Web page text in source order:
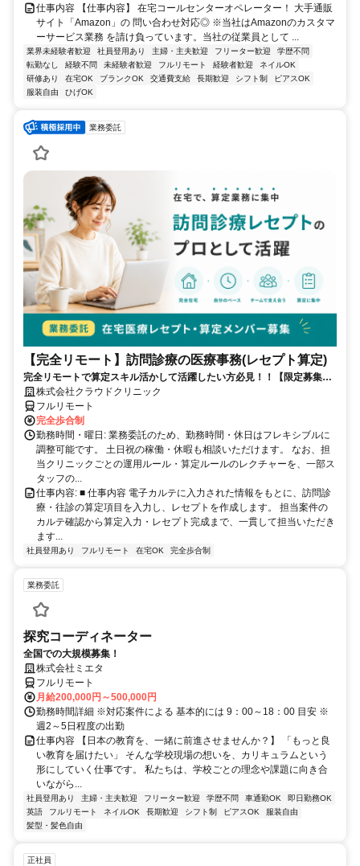
仕事内容 【仕事内容】 在宅コールセンターオペレーター！ 大手通販
サイト「Amazon」の 問い合わせ対応◎ ※当社はAmazonのカスタマ
ーサービス業務 を請け負っています。当社の従業員として ...
業界未経験者歓迎 社員登用あり 主婦・主夫歓迎 フリーター歓迎
学歴不問
転勤なし
経験不問 未経験者歓迎 フルリモート 経験者歓迎
ネイルOK
研修あり
在宅OK ブランクOK 交通費支給 長期歓迎 シフト制
ピアスOK
服装自由
ひげOK
業務委託
【完全リモート】訪問診療の医療事務(レセプト算定)
完全リモートで算定スキル活かして活躍したい方必見！！【限定募集】
完全リモート｜在宅医療レセプト算定（成果報酬型／業務委託）
株式会社クラウドクリニック
フルリモート
完全歩合制
勤務時間・曜日: 業務委託のため、勤務時間・休日はフレキシブルに
調整可能です。 土日祝の稼働・休暇も相談いただけます。 なお、担
当クリニックごとの運用ルール・算定ルールのレクチャーを、一部ス
タッフの...
仕事内容: ■ 仕事内容 電子カルテに入力された情報をもとに、訪問診
療・往診の算定項目を入力し、レセプトを作成します。 担当案件の
カルテ確認から算定入力・レセプト完成まで、一貫して担当いただき
ます...
社員登用あり フルリモート 在宅OK 完全歩合制
業務委託
探究コーディネーター
全国での大規模募集！
株式会社ミエタ
フルリモート
月給200,000円～500,000円
勤務時間詳細 ※対応案件による 基本的には 9：00～18：00 目安 ※
週2～5日程度の出勤
仕事内容 【日本の教育を、一緒に前進させませんか？】 「もっと良
い教育を届けたい」 そんな学校現場の想いを、カリキュラムという
形にしていく仕事です。 私たちは、学校ごとの理念や課題に向き合
いながら...
社員登用あり 主婦・主夫歓迎 フリーター歓迎 学歴不問 車通勤OK
即日勤務OK
英語
フルリモート ネイルOK 長期歓迎 シフト制 ピアスOK
服装自由
髪型・髪色自由
正社員